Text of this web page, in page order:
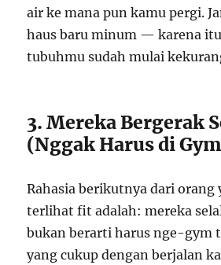
air ke mana pun kamu pergi.
haus baru minum — karena
tubuhmu sudah mulai
3. Mereka Bergerak
(Nggak Harus di
Rahasia berikutnya dari orang
terlihat fit adalah: mereka
bukan berarti harus nge-gym
yang cukup dengan berjalan